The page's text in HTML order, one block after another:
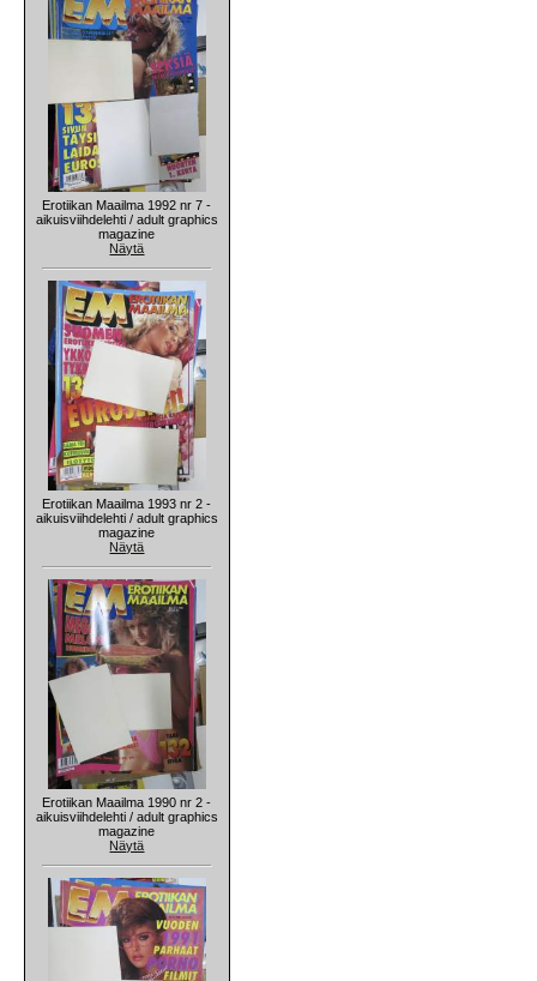
Erotiikan Maailma 1992 nr 7 -
aikuisviihdelehti / adult graphics
magazine
Näytä
Erotiikan Maailma 1993 nr 2 -
aikuisviihdelehti / adult graphics
magazine
Näytä
Erotiikan Maailma 1990 nr 2 -
aikuisviihdelehti / adult graphics
magazine
Näytä